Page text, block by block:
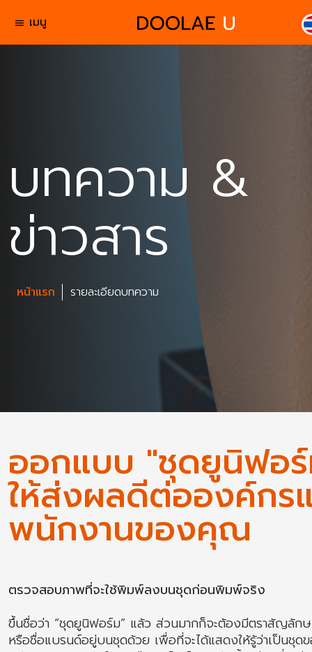
menu เมนู
บทความ &
ข่าวสาร
หน้าแรก รายละเอียดบทความ
ออกแบบ "ชุดยูนิฟอ
ให้ส่งผลดีต่อองค์กร
พนักงานของคุณ
ตรวจสอบภาพที่จะใช้พิมพ์ลงบนชุดก่อนพิมพ์จริง
ขึ้นชื่อว่า “ชุดยูนิฟอร์ม” แล้ว ส่วนมากก็จะต้องมีตราสัญลัก
หรือชื่อแบรนด์อยู่บนชุดด้วย เพื่อที่จะได้แสดงให้รู้ว่าเป็นชุด